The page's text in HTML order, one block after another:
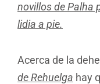
novillos de Palha
lidia a pie.
Acerca de la
de Rehuelga hay